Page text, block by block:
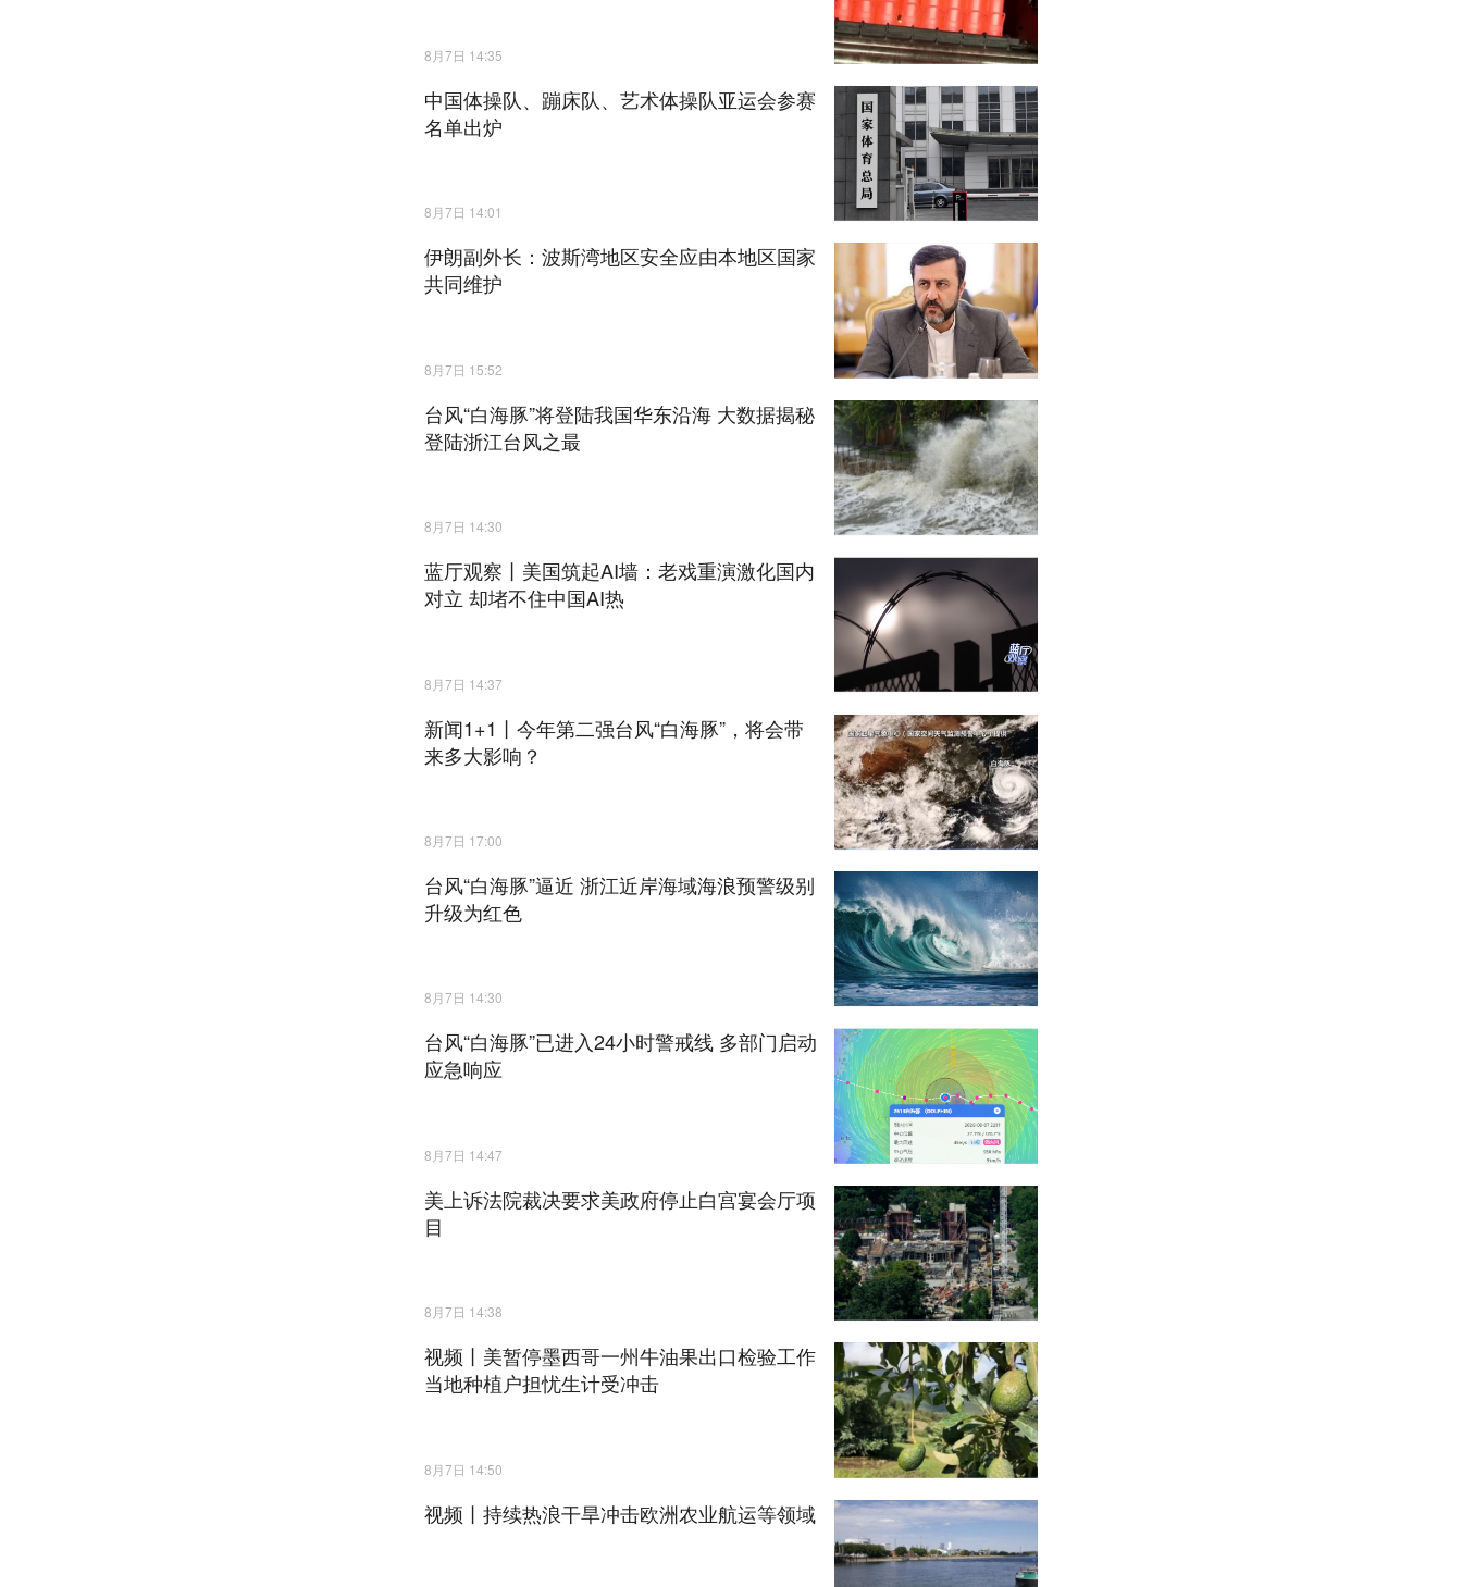
8月7日 14:35
中国体操队、蹦床队、艺术体操队亚运会参赛
名单出炉
8月7日 14:01
伊朗副外长：波斯湾地区安全应由本地区国家
共同维护
8月7日 15:52
台风“白海豚”将登陆我国华东沿海 大数据揭秘
登陆浙江台风之最
8月7日 14:30
蓝厅观察丨美国筑起AI墙：老戏重演激化国内
对立 却堵不住中国AI热
8月7日 14:37
新闻1+1丨今年第二强台风“白海豚”，将会带
来多大影响？
8月7日 17:00
台风“白海豚”逼近 浙江近岸海域海浪预警级别
升级为红色
8月7日 14:30
台风“白海豚”已进入24小时警戒线 多部门启动
应急响应
8月7日 14:47
美上诉法院裁决要求美政府停止白宫宴会厅项
目
8月7日 14:38
视频丨美暂停墨西哥一州牛油果出口检验工作
当地种植户担忧生计受冲击
8月7日 14:50
视频丨持续热浪干旱冲击欧洲农业航运等领域